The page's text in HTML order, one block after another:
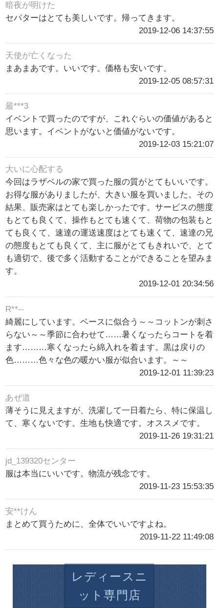
暗夜が明けた
セパターはとても美しいです。帰ってきます。
2019-12-06 14:37:55
天使が亡くなった
まあまあです。いいです。価格も安いです。
2019-12-05 08:57:31
最***3
イベントで買ったのですが、これぐらいの価値があると
思います。イベントがないと価値がないです。
2019-12-03 15:21:07
大いに心配する
今回はラザベルの家で買った服の質がとてもいいです。
お得な服がありましたが、大きい服を買いました。その
結果、販売家はとても楽しかったです。サービスの態度
もとても良くて、操作もとても速くて、荷物の包装もと
ても良くて、速達の運送速度はとても速くて、速達の兄
の態度もとても良くて、主に服がとてもきれいで、とて
も適切で、後で多く活動することができることを望みま
す。
2019-12-01 20:34:56
R**--
綺麗にしています。ベースに似合う～～コットンが刺さ
らない～～季節に合わせて……暑くなったらコートを着
ます………寒くなったら綿入れを着ます。黒は戻りの
色………色々な色の暖かい服が似合います。～～
2019-12-01 11:39:23
あぜ道
薄そうに見えますが、洗濯して一日着たら、特に保温し
て、寒くないです。生地も快適です。オススメです。
2019-11-26 19:31:21
jd_139320センター
服は本当にいいです。物流が残念です。
2019-11-23 15:53:35
安**けん
まとめて買うために、全体でいいですよね。
2019-11-22 11:49:08
レディースニ
ット専門店